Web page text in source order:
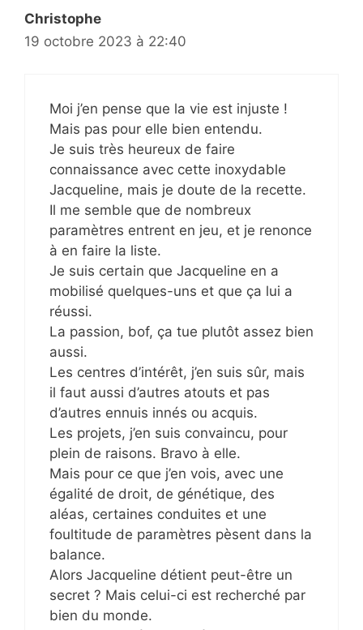
Christophe
19 octobre 2023 à 22:40
Moi j’en pense que la vie est injuste !
Mais pas pour elle bien entendu.
Je suis très heureux de faire
connaissance avec cette inoxydable
Jacqueline, mais je doute de la recette.
Il me semble que de nombreux
paramètres entrent en jeu, et je renonce
à en faire la liste.
Je suis certain que Jacqueline en a
mobilisé quelques-uns et que ça lui a
réussi.
La passion, bof, ça tue plutôt assez bien
aussi.
Les centres d’intérêt, j’en suis sûr, mais
il faut aussi d’autres atouts et pas
d’autres ennuis innés ou acquis.
Les projets, j’en suis convaincu, pour
plein de raisons. Bravo à elle.
Mais pour ce que j’en vois, avec une
égalité de droit, de génétique, des
aléas, certaines conduites et une
foultitude de paramètres pèsent dans la
balance.
Alors Jacqueline détient peut-être un
secret ? Mais celui-ci est recherché par
bien du monde.